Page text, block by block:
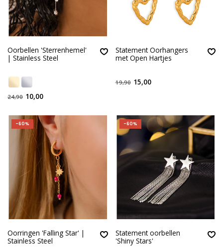
Oorbellen 'Sterrenhemel'
| Stainless Steel
24,90 10,00
Statement Oorhangers
met Open Hartjes
19,90 15,00
-60%
Oorringen 'Falling Star' |
Stainless Steel
-60%
Statement oorbellen
'Shiny Stars'